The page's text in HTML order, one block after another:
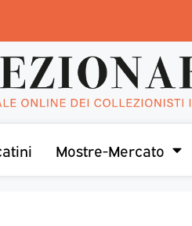
Mostre-Mercato